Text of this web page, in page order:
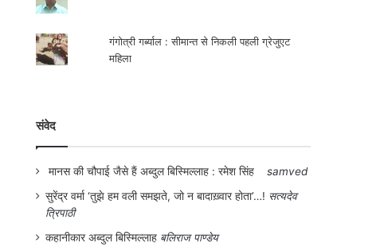
गंगोत्री गर्ब्याल : सीमान्त से निकली पहली ग्रेजुएट
महिला
संवेद
मानस की चौपाई जैसे हैं अब्दुल बिस्मिल्लाह : रमेश सिंह
samved
सुरेंद्र वर्मा ‘तुझे हम वली समझते, जो न बादाख़्वार होता’…! सत्यदेव
त्रिपाठी
कहानीकार अब्दुल बिस्मिल्लाह बलिराज पाण्डेय